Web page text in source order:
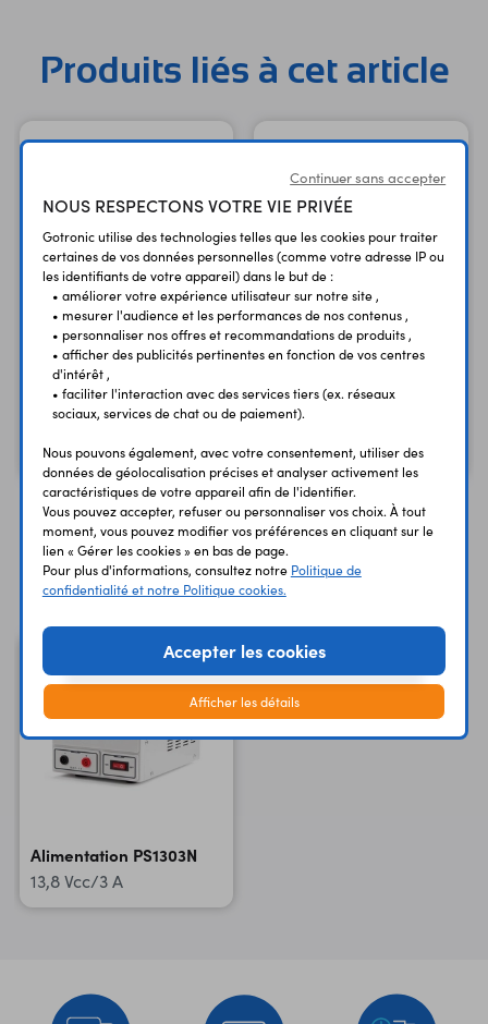
Produits liés à cet article
Jeu de cordons éco
CC202
1,54 € HT Code : 08728
Jeu de 2 cordons CC320
8,90 €
7,42 € HT Code : 08715
Vous avez déja consulté
Alimentation PS1303N
13,8 Vcc/3 A
Continuer sans accepter
NOUS RESPECTONS VOTRE VIE PRIVÉE
Gotronic utilise des technologies telles que les cookies pour traiter
certaines de vos données personnelles (comme votre adresse IP ou
les identifiants de votre appareil) dans le but de :
• améliorer votre expérience utilisateur sur notre site ,
• mesurer l'audience et les performances de nos contenus ,
• personnaliser nos offres et recommandations de produits ,
• afficher des publicités pertinentes en fonction de vos centres
d'intérêt ,
• faciliter l'interaction avec des services tiers (ex. réseaux
sociaux, services de chat ou de paiement).
Nous pouvons également, avec votre consentement, utiliser des
données de géolocalisation précises et analyser activement les
caractéristiques de votre appareil afin de l'identifier.
Vous pouvez accepter, refuser ou personnaliser vos choix. À tout
moment, vous pouvez modifier vos préférences en cliquant sur le
lien « Gérer les cookies » en bas de page.
Pour plus d'informations, consultez notre Politique de
confidentialité et notre Politique cookies.
Accepter les cookies
Afficher les détails